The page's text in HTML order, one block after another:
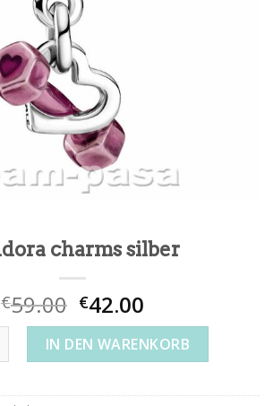
charms silber
€59.00 €42.00
silber Menge
IN DEN WARENKORB